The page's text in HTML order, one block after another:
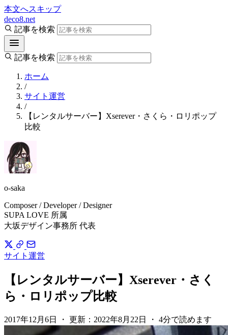
本文へスキップ
deco8.net
記事を検索
記事を検索
ホーム
/
サイト運営
/
【レンタルサーバー】Xserever・さくら・ロリポップ
比較
o-saka
Composer / Developer / Designer
SUPA LOVE 所属
大坂デザイン事務所 代表
サイト運営
【レンタルサーバー】Xserever・さく
ら・ロリポップ比較
2017年12月6日 ・ 更新： 2022年8月22日 ・ 4分で読めます